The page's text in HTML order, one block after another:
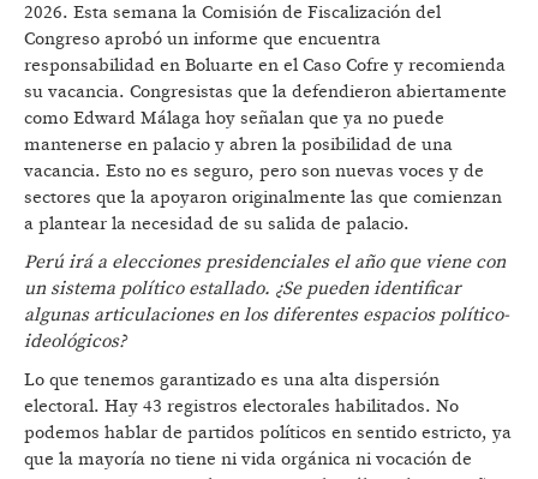
2026. Esta semana la Comisión de Fiscalización del
Congreso aprobó un informe que encuentra
responsabilidad en Boluarte en el Caso Cofre y recomienda
su vacancia. Congresistas que la defendieron abiertamente
como Edward Málaga hoy señalan que ya no puede
mantenerse en palacio y abren la posibilidad de una
vacancia. Esto no es seguro, pero son nuevas voces y de
sectores que la apoyaron originalmente las que comienzan
a plantear la necesidad de su salida de palacio.
Perú irá a elecciones presidenciales el año que viene con
un sistema político estallado. ¿Se pueden identificar
algunas articulaciones en los diferentes espacios político-
ideológicos?
Lo que tenemos garantizado es una alta dispersión
electoral. Hay 43 registros electorales habilitados. No
podemos hablar de partidos políticos en sentido estricto, ya
que la mayoría no tiene ni vida orgánica ni vocación de